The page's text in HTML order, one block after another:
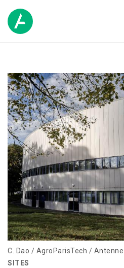
C. Dao / AgroParisTech /
SITES